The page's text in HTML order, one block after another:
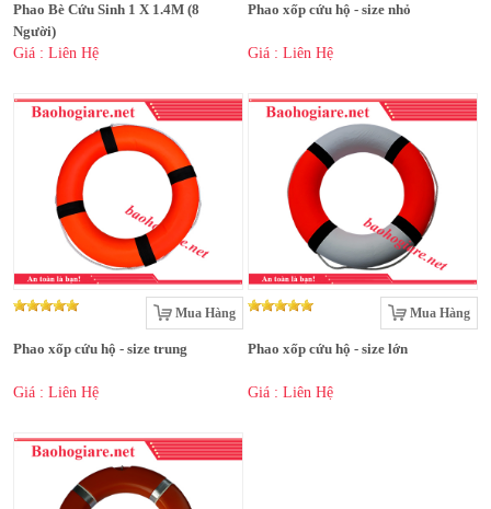
Phao Bè Cứu Sinh 1 X 1.4M (8
Người)
Giá : Liên Hệ
Phao xốp cứu hộ - size nhỏ
Giá : Liên Hệ
Mua Hàng
Phao xốp cứu hộ - size trung
Giá : Liên Hệ
Mua Hàng
Phao xốp cứu hộ - size lớn
Giá : Liên Hệ